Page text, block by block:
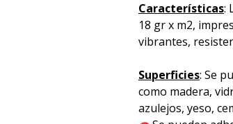
Características:
18 gr x m2,
vibrantes,
Superficies: Se
como madera,
azulejos, yeso,